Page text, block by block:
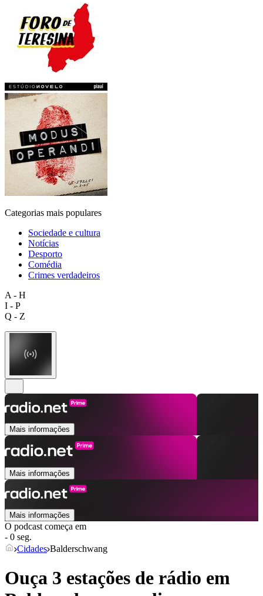
Categorias mais populares
Sociedade e cultura
Notícias
Desporto
Comédia
Crimes verdadeiros
A - H
I - P
Q - Z
Mais informações
Mais informações
Mais informações
O podcast começa em
- 0 seg.
Cidades Balderschwang
Ouça 3 estações de rádio em